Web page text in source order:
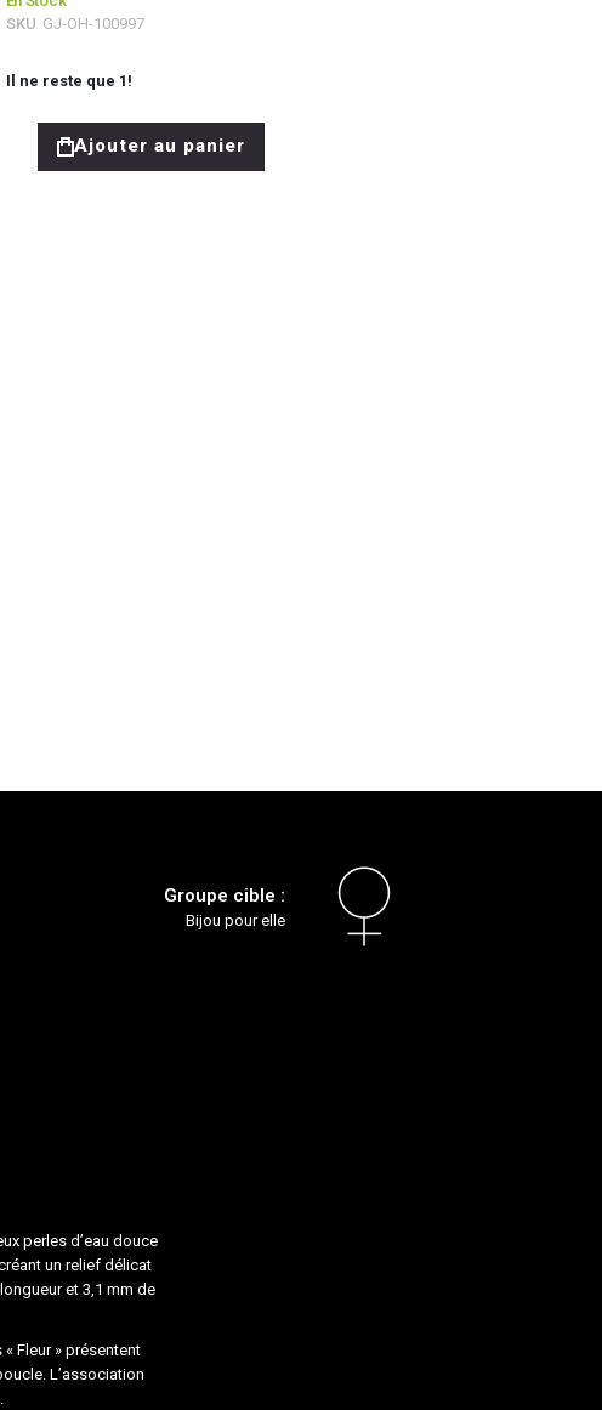
SKU GJ-OH-100997
Il ne reste que 1 !
Ajouter au panier
Groupe cible :
Bijou pour elle
perles d’eau douce
un relief délicat
et 3,1 mm de
Fleur » présentent
L’association